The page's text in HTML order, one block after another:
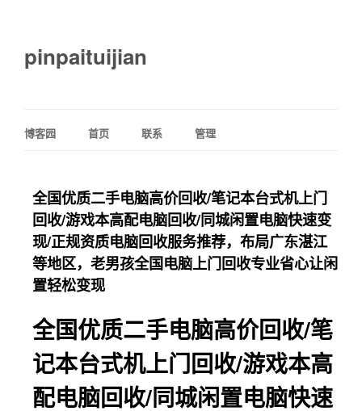
pinpaituijian
博客园 首页 联系 管理
全国优质二手电脑高价回收/笔记本台式机上门
回收/游戏本高配电脑回收/同城闲置电脑快速变
现/正规资质电脑回收服务推荐，布局广东湛江
等地区，老男孩全国电脑上门回收专业省心让闲
置轻松变现
全国优质二手电脑高价回收/笔
记本台式机上门回收/游戏本高
配电脑回收/同城闲置电脑快速